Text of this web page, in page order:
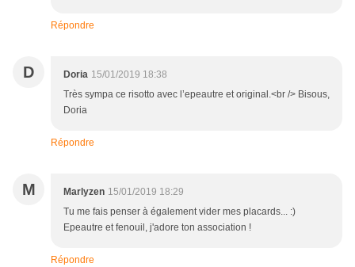
Répondre
D Doria 15/01/2019 18:38
Très sympa ce risotto avec l’epeautre et original.<br /> Bisous,
Doria
Répondre
M Marlyzen 15/01/2019 18:29
Tu me fais penser à également vider mes placards... :)
Epeautre et fenouil, j'adore ton association !
Répondre